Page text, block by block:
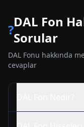
?DAL Fon
Sorular
DAL Fonu hakkında
cevaplar